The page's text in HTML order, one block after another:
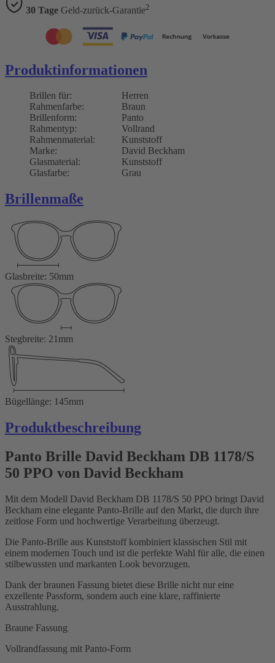
30 Tage Geld-zurück-Garantie2
Produktinformationen
Brillen für:
Herren
Rahmenfarbe:
Braun
Brillenform:
Panto
Rahmentyp:
Vollrand
Rahmenmaterial:
Kunststoff
Marke:
David Beckham
Glasmaterial:
Kunststoff
Glasfarbe:
Grau
Brillenmaße
Glasbreite: 50mm
Stegbreite: 21mm
Bügellänge: 145mm
Produktbeschreibung
Panto Brille David Beckham DB 1178/S
50 PPO von David Beckham
Mit dem Modell David Beckham DB 1178/S 50 PPO bringt David
Beckham eine elegante Panto-Brille auf den Markt, die durch ihre
zeitlose Form und hochwertige Verarbeitung überzeugt.
Die Panto-Brille aus Kunststoff kombiniert klassischen Stil mit
einem modernen Touch und ist die perfekte Wahl für alle, die einen
stilbewussten und markanten Look bevorzugen.
Dank der braunen Fassung bietet diese Brille nicht nur eine
exzellente Passform, sondern auch eine klare, raffinierte
Ausstrahlung.
Braune Fassung
Vollrandfassung mit Panto-Form